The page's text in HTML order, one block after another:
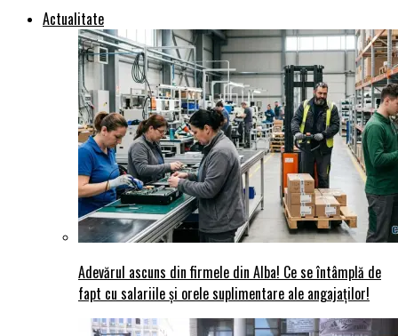
Actualitate
Adevărul ascuns din firmele din Alba! Ce se întâmplă de
fapt cu salariile și orele suplimentare ale angajaților!